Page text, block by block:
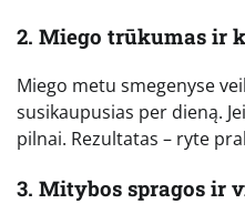
2. Miego trūkumas ir
Miego metu smegenyse
susikaupusias per dieną.
pilnai. Rezultatas – ryte
3. Mitybos spragos ir